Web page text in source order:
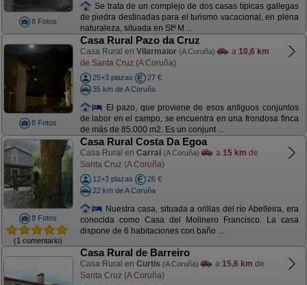
8 Fotos
Se trata de un complejo de dos casas típicas gallegas
de piedra destinadas para el turismo vacacional, en plena
naturaleza, situada en Stª M ...
8 Fotos
Casa Rural Pazo da Cruz
Casa Rural en Vilarmaior (A Coruña) a 10,6 km
de Santa Cruz (A Coruña)
25+3 plazas
27 €
35 km de A Coruña
El pazo, que proviene de esos antiguos conjuntos
de labor en el campo, se encuentra en una frondosa finca
de más de 85.000 m2. Es un conjunt ...
8 Fotos
(1 comentario)
Casa Rural Costa Da Egoa
Casa Rural en Carral (A Coruña) a 15 km de
Santa Cruz (A Coruña)
12+3 plazas
26 €
22 km de A Coruña
Nuestra casa, situada a orillas del río Abelleira, era
conocida como Casa del Molinero Francisco. La casa
dispone de 6 habitaciones con baño ...
Casa Rural de Barreiro
Casa Rural en Curtis (A Coruña) a 15,6 km de
Santa Cruz (A Coruña)